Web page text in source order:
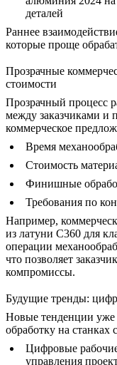
деталей
Раннее
которые проще
Прозрачные
стоимости
Прозрачный процесс
между заказчиками и
коммерческое
Время
Стоимость
Финишные
Требования по
Например,
из латуни C360 для
операции
что позволяет
компромиссы.
Будущие тренды:
Новые тенденции
обработку на станках
Цифровые
управления